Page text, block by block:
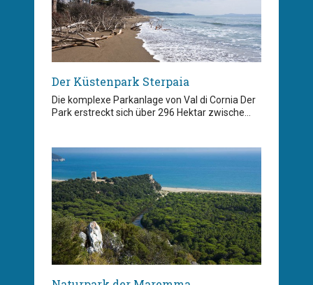
Der Küstenpark Sterpaia
Die komplexe Parkanlage von Val di Cornia Der
Park erstreckt sich über 296 Hektar zwische...